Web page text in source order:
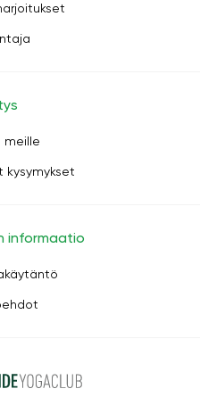
meille
kysymykset
informaatio